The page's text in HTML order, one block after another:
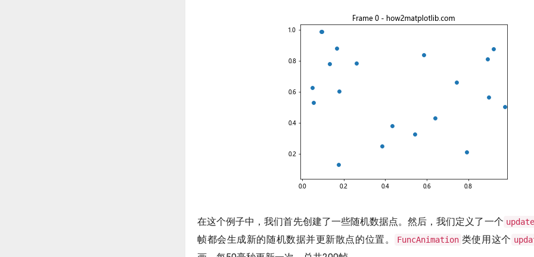
在这个例子中，我们首先创建了一些随机数据点。然后，我们定义了一个 update
帧都会生成新的随机数据并更新散点的位置。
FuncAnimation 类使用这个